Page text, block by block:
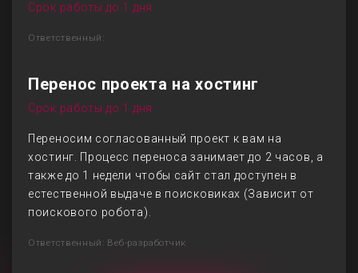
Срок работы до 1 дня
Ответственный:
Перенос проекта на хостинг
Срок работы до 1 дня
Переносим согласованный проект к вам на
хостинг. Процесс переноса занимает до 2 часов, а
также до 1 недели чтобы сайт стал доступен в
естественной выдаче в поисковиках (Зависит от
поискового робота).
Ответственный: Веб-разработчик